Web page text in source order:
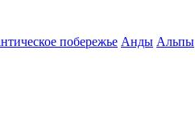
побережье Анды Альпы